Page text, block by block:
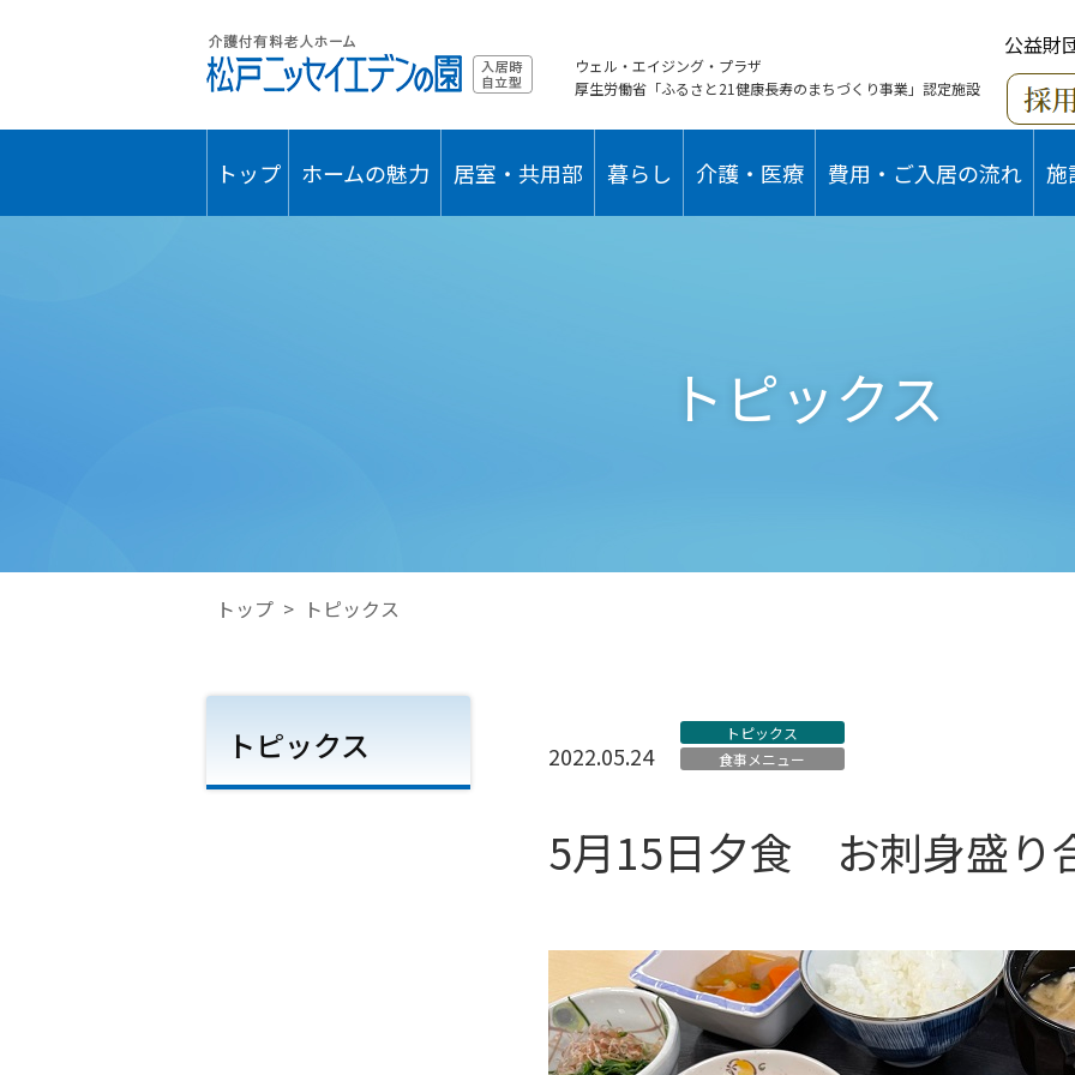
公益財
ウェル・エイジング・プラザ
厚生労働省「ふるさと21健康長寿のまちづくり事業」認定施設
トップ ホームの魅力 居室・共用部 暮らし 介護・医療 費用・ご入居の流れ 施
トピックス
トップ > トピックス
2022.05.24
トピックス
食事メニュー
5月15日夕食 お刺身盛り
トピックス